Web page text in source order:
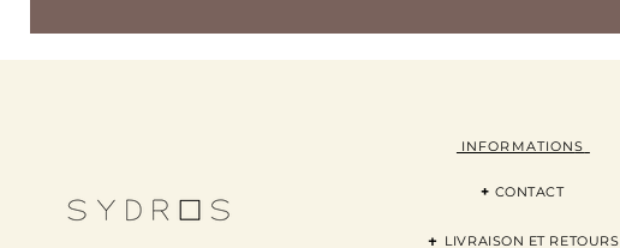
INFORMATIONS
+ CONTACT
+ LIVRAISON ET RETOURS